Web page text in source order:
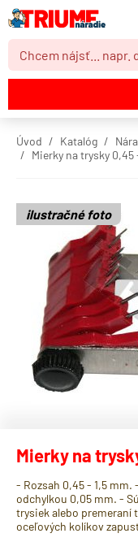
Úvod Katalóg
Mierky na trysky 0,45
ilustračné foto
Mierky na
- Rozsah 0,45 - 1,5
odchylkou 0,05 mm. -
trysiek alebo premeraní
oceľových kolíkov